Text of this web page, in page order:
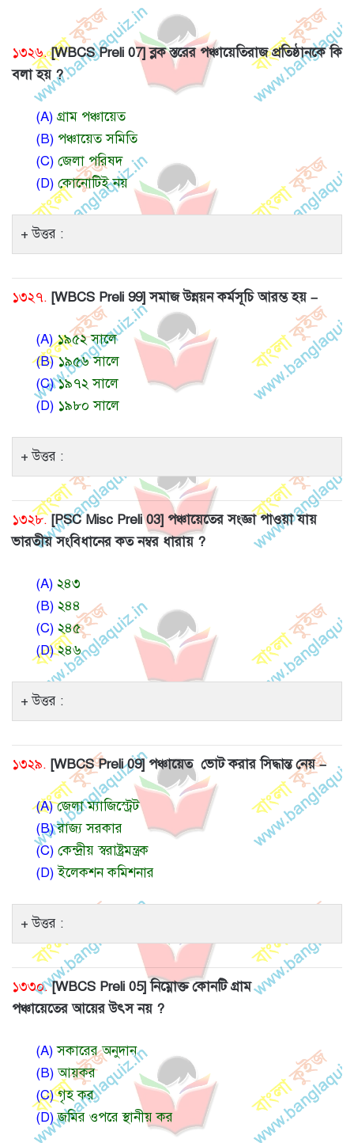
১৩২৬. [WBCS Preli 07] ব্লক স্তরের পঞ্চায়েতিরাজ প্রতিষ্ঠানকে কি
বলা হয় ?
(A) গ্রাম পঞ্চায়েত
(B) পঞ্চায়েত সমিতি
(C) জেলা পরিষদ
(D) কোনোটিই নয়
উত্তর :
১৩২৭. [WBCS Preli 99] সমাজ উন্নয়ন কর্মসূচি আরম্ভ হয় –
(A)১৯৫২ সালে
(B)১৯৫৬ সালে
(C)১৯৭২ সালে
(D) ১৯৮০ সালে
উত্তর :
১৩২৮. [PSC Misc Preli 03] পঞ্চায়েতের সংজ্ঞা পাওয়া যায়
ভারতীয় সংবিধানের কত নম্বর ধারায় ?
(A) ২৪৩
(B) ২৪৪
(C) ২৪৫
(D)২৪৬
উত্তর :
১৩২৯. [WBCS Preli 09] পঞ্চায়েত ভোট করার সিদ্ধান্ত নেয় –
(A)জেলা ম্যাজিস্ট্রেট
(B)রাজ্য সরকার
(C) কেন্দ্রীয় স্বরাষ্ট্রমন্ত্রক
(D)ইলেকশন কমিশনার
উত্তর :
১৩৩০. [WBCS Preli 05] নিম্নোক্ত কোনটি গ্রাম
পঞ্চায়েতের আয়ের উৎস নয় ?
(A)সকারের অনুদান
(B)আয়কর
(C)গৃহ কর
(D)জমির ওপরে স্থানীয় কর